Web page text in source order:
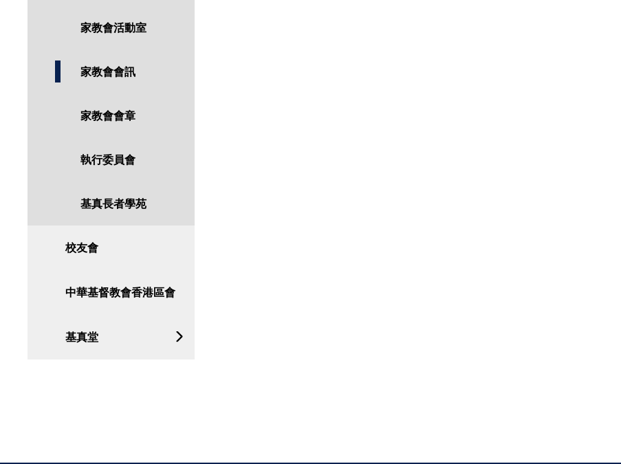
家教會活動室
家教會會訊
家教會會章
執行委員會
基真長者學苑
校友會
中華基督教會香港區會
基真堂